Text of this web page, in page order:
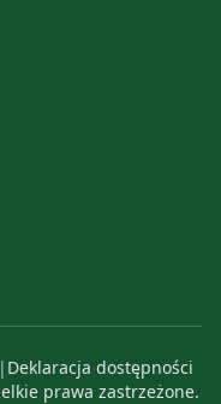
| Deklaracja dostępności
prawa zastrzeżone.